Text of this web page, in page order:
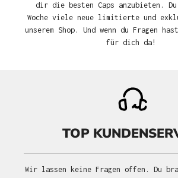
dir die besten Caps anzubieten.
Woche viele neue limitierte und
unserem Shop. Und wenn du Fragen
für dich da!
TOP
Wir lassen keine Fragen offen. Du